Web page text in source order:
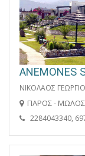
ANEMONES
ΝΙΚΟΛΑΟΣ
ΠΑΡΟΣ - ΜΩΛΟΣ
2284043340,